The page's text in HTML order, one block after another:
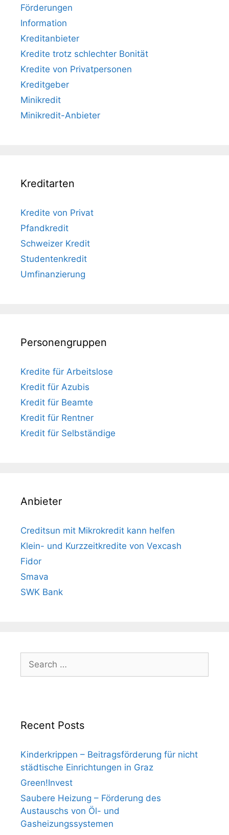
Förderungen
Information
Kreditanbieter
Kredite trotz schlechter Bonität
Kredite von Privatpersonen
Kreditgeber
Minikredit
Minikredit-Anbieter
Kreditarten
Kredite von Privat
Pfandkredit
Schweizer Kredit
Studentenkredit
Umfinanzierung
Personengruppen
Kredite für Arbeitslose
Kredit für Azubis
Kredit für Beamte
Kredit für Rentner
Kredit für Selbständige
Anbieter
Creditsun mit Mikrokredit kann helfen
Klein- und Kurzzeitkredite von Vexcash
Fidor
Smava
SWK Bank
Search
for:
Recent Posts
Kinderkrippen – Beitragsförderung für nicht
städtische Einrichtungen in Graz
Green!Invest
Saubere Heizung – Förderung des
Austauschs von Öl- und
Gasheizungssystemen